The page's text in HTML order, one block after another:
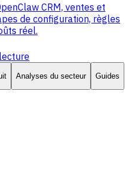
CRM, ventes et
de configuration, règles
réel.
Analyses du secteur Guides